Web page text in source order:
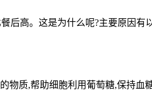
后高。这是为什么呢?主要原因有
质,帮助细胞利用葡萄糖,保持血